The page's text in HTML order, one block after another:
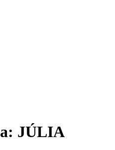
JÚLIA